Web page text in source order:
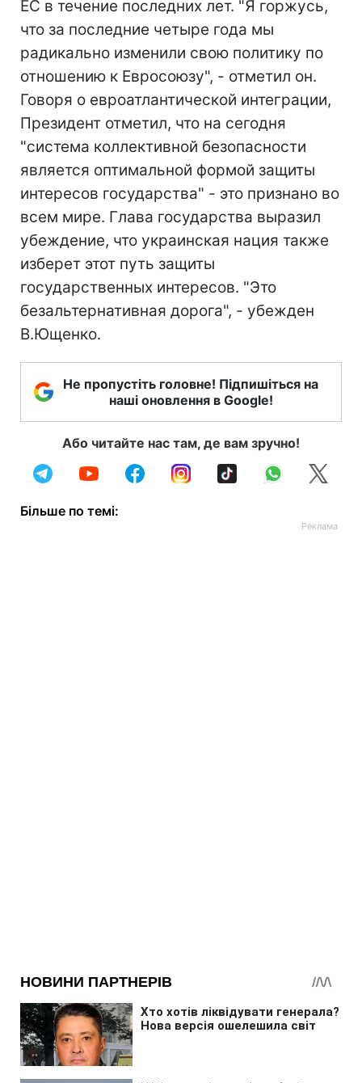
ЕС в течение последних лет. "Я горжусь,
что за последние четыре года мы
радикально изменили свою политику по
отношению к Евросоюзу", - отметил он.
Говоря о евроатлантической интеграции,
Президент отметил, что на сегодня
"система коллективной безопасности
является оптимальной формой защиты
интересов государства" - это признано во
всем мире. Глава государства выразил
убеждение, что украинская нация также
изберет этот путь защиты
государственных интересов. "Это
безальтернативная дорога", - убежден
В.Ющенко.
Не пропустіть головне! Підпишіться на
наші оновлення в Google!
Або читайте нас там, де вам зручно!
Більше по темі: